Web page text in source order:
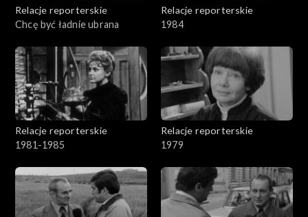
Relacje reporterskie
Chcę być ładnie ubrana
Relacje reporterskie
1984
Relacje reporterskie
1981-1985
Relacje reporterskie
1979